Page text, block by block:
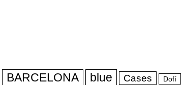
BARCELONA blue Cases Dofí